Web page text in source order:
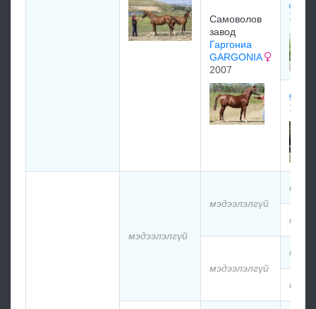
Самоволов
завод
Гаргониа
GARGONIA
2007
1998
1999
мэдээлэлгүй
мэдээлэлгүй
мэдээлэлгүй